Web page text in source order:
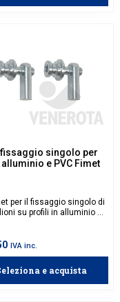
singolo per
e PVC Fimet
per il fissaggio singolo di
su profili in alluminio e
IVA inc.
e acquista